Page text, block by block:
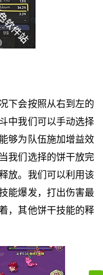
下会按照从右到左的
中我们可以手动选择
够为队伍施加增益效
我们选择的饼干放完
放。我们可以利用该
能爆发，打出伤害最
，其他饼干技能的释